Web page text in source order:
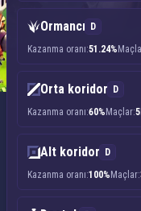
Ormancı
D
Kazanma oranı:51.24%
Orta koridor
D
Kazanma oranı:60% Maçlar:5
Alt koridor
D
Kazanma oranı:100% Maçlar: